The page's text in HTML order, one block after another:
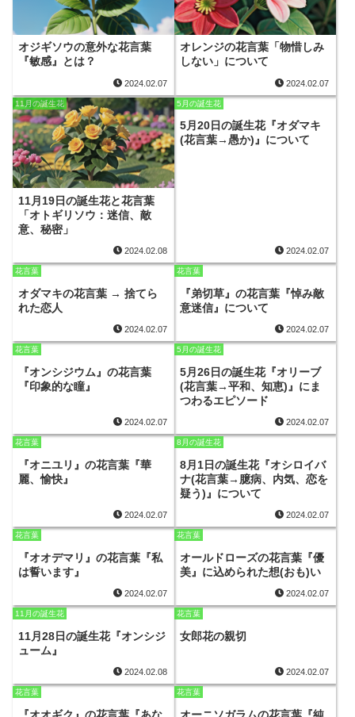
オジギソウの意外な花言葉
『敏感』とは？
2024.02.07
オレンジの花言葉「物惜しみ
しない」について
2024.02.07
11月の誕生花
11月19日の誕生花と花言葉
「オトギリソウ：迷信、敵
意、秘密」
2024.02.08
5月の誕生花
5月20日の誕生花『オダマキ
(花言葉→愚か)』について
2024.02.07
花言葉
オダマキの花言葉 → 捨てら
れた恋人
2024.02.07
花言葉
『弟切草』の花言葉『悼み敵
意迷信』について
2024.02.07
花言葉
『オンシジウム』の花言葉
『印象的な瞳』
2024.02.07
5月の誕生花
5月26日の誕生花『オリーブ
(花言葉→平和、知恵)』にま
つわるエピソード
2024.02.07
花言葉
『オニユリ』の花言葉『華
麗、愉快』
2024.02.07
8月の誕生花
8月1日の誕生花『オシロイバ
ナ(花言葉→臆病、内気、恋を
疑う)』について
2024.02.07
花言葉
『オオデマリ』の花言葉『私
は誓います』
2024.02.07
花言葉
オールドローズの花言葉『優
美』に込められた想(おも)い
2024.02.07
11月の誕生花
11月28日の誕生花『オンシジ
ューム』
2024.02.08
花言葉
女郎花の親切
2024.02.07
花言葉
『オオギク』の花言葉『あな
花言葉
オーニソガラムの花言葉『純